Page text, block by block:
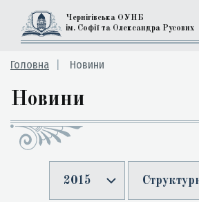
Чернігівська ОУНБ
ім. Софії та Олександра Русових
Головна Новини
Новини
2015